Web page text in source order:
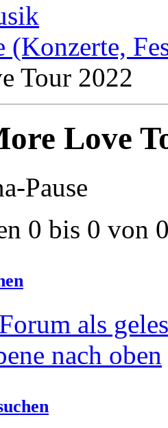
(Konzerte,
Tour 2022
Love
Pause
0 bis 0 von
als
nach oben